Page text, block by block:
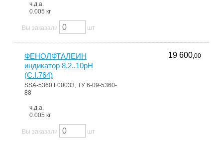
ч.д.а.
0.005 кг
Вы заказали шт
ФЕНОЛФТАЛЕИН
индикатор 8,2..10pH
(C.I.764)
SSA-5360.F00033, ТУ 6-09-5360-
88
ч.д.а.
0.005 кг
19 600,00
Вы заказали шт